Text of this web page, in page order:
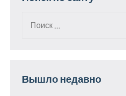
Вышло недавно